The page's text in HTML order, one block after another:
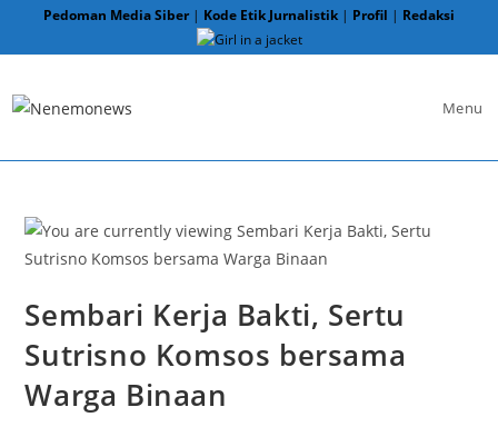
Pedoman Media Siber| Kode Etik Jurnalistik | Profil | Redaksi
Menu
Sembari Kerja Bakti, Sertu
Sutrisno Komsos bersama
Warga Binaan